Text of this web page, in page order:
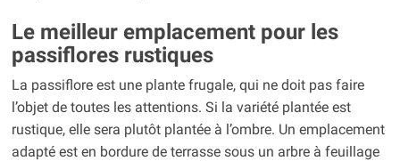
Le meilleur emplacement pour les
passiflores rustiques
La passiflore est une plante frugale, qui ne doit pas faire
l’objet de toutes les attentions. Si la variété plantée est
rustique, elle sera plutôt plantée à l’ombre. Un emplacement
adapté est en bordure de terrasse sous un arbre à feuillage